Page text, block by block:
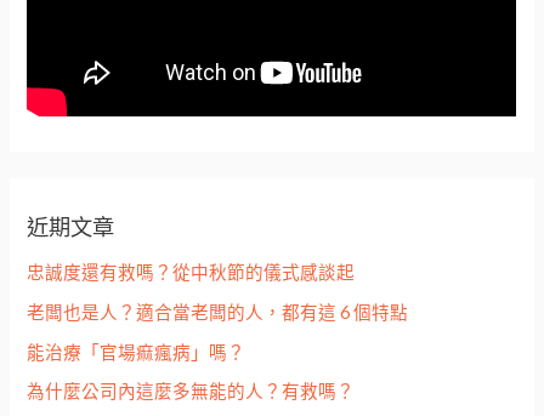
近期文章
忠誠度還有救嗎？從中秋節的儀式感談起
老闆也是人？適合當老闆的人，都有這 6 個特點
能治療「官場痲瘋病」嗎？
為什麼公司內這麼多無能的人？有救嗎？